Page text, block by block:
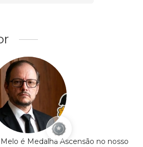
é Medalha Ascensão no nosso